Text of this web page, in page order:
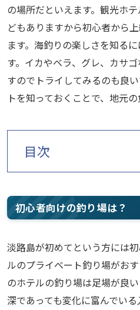
の場所だといえます。観光ホ
どもありますから初心者から
ます。海釣りの楽しさを知る
す。イカやベラ、グレ、カサ
すのでトライしてみるのも良
トを知っておくことで、地元の
目次
初心者向けの釣り場は？
淡路島が初めてという方には
ルのプライベート釣り場がお
のホテルの釣り場は足場が良
深であっても変化に富んでい